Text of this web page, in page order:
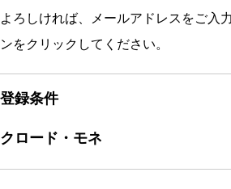
よろしければ、メールアドレスをご入
ンをクリックしてください。
登録条件
クロード・モネ